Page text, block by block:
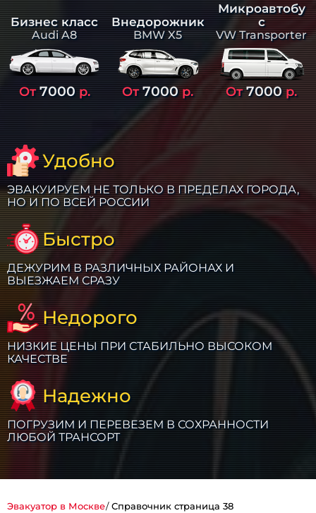
Бизнес класс
Audi A8
От7000 р.
Внедорожник
BMW X5
От7000р.
Микроавтобу
с
VW Transporter
От7000р.
Удобно
ЭВАКУИРУЕМ НЕ ТОЛЬКО В ПРЕДЕЛАХ ГОРОДА,
НО И ПО ВСЕЙ РОССИИ
Быстро
ДЕЖУРИМ В РАЗЛИЧНЫХ РАЙОНАХ И
ВЫЕЗЖАЕМ СРАЗУ
Недорого
НИЗКИЕ ЦЕНЫ ПРИ СТАБИЛЬНО ВЫСОКОМ
КАЧЕСТВЕ
Надежно
ПОГРУЗИМ И ПЕРЕВЕЗЕМ В СОХРАННОСТИ
ЛЮБОЙ ТРАНСОРТ
Эвакуатор в Москве Справочник страница 38